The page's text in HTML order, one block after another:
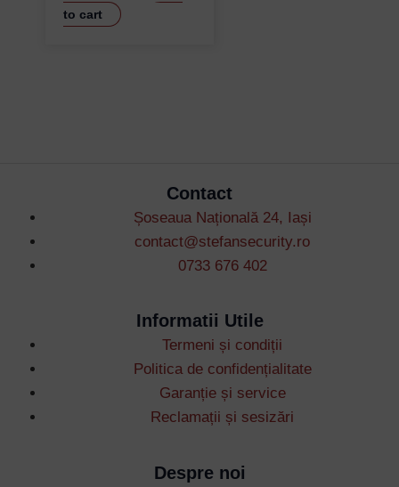
to cart
Contact
Șoseaua Națională 24, Iași
contact@stefansecurity.ro
0733 676 402
Informatii Utile
Termeni și condiții
Politica de confidențialitate
Garanție și service
Reclamații și sesizări
Despre noi
Username or Email Address
Password